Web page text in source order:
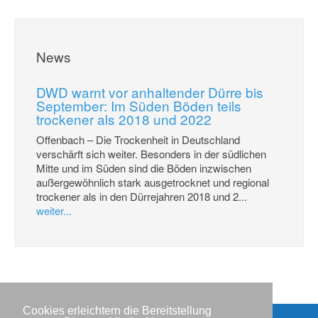
Cookies erleichtern die Bereitstellung
News
DWD warnt vor anhaltender Dürre bis
September: Im Süden Böden teils
trockener als 2018 und 2022
Offenbach – Die Trockenheit in Deutschland
verschärft sich weiter. Besonders in der südlichen
Mitte und im Süden sind die Böden inzwischen
außergewöhnlich stark ausgetrocknet und regional
trockener als in den Dürrejahren 2018 und 2...
weiter...